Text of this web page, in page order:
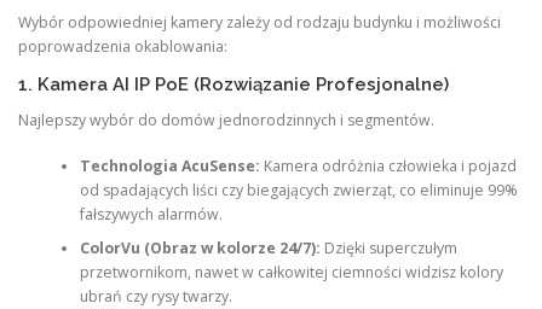
Wybór odpowiedniej kamery zależy od rodzaju budynku i możliwości
poprowadzenia okablowania:
1. Kamera AI IP PoE (Rozwiązanie Profesjonalne)
Najlepszy wybór do domów jednorodzinnych i segmentów.
Technologia AcuSense: Kamera odróżnia człowieka i pojazd
od spadających liści czy biegających zwierząt, co eliminuje 99%
fałszywych alarmów.
ColorVu (Obraz w kolorze 24/7): Dzięki superczułym
przetwornikom, nawet w całkowitej ciemności widzisz kolory
ubrań czy rysy twarzy.